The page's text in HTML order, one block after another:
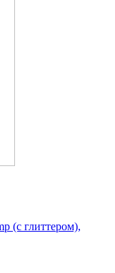
(с глиттером),